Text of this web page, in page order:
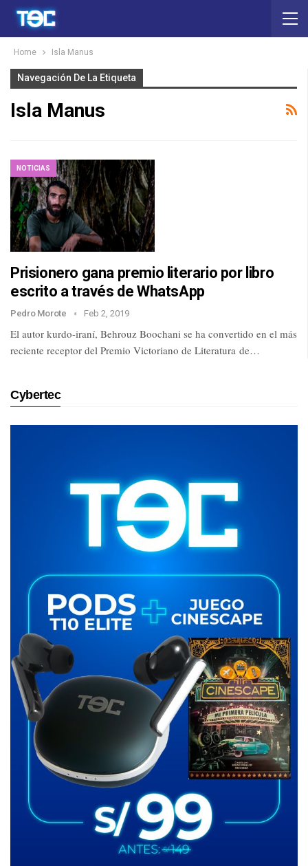
Home Isla Manus
Navegación De La Etiqueta
Isla Manus
NOTICIAS
Prisionero gana premio literario por libro
escrito a través de WhatsApp
Pedro Morote Feb 2, 2019
El autor kurdo-iraní, Behrouz Boochani se ha convertido en el más
reciente receptor del Premio Victoriano de Literatura de…
Cybertec